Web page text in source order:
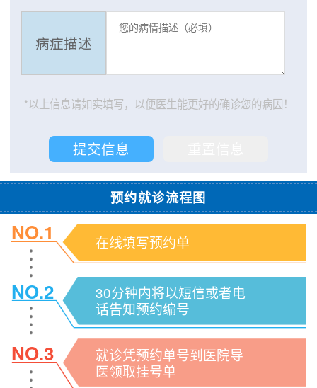
病症描述
*以上信息请如实填写，以便医生能更好的确诊您的病因！
预约就诊流程图
NO.1 在线填写预约单
NO.2
30分钟内将以短信或者电
话告知预约编号
NO.3
就诊凭预约单号到医院导
医领取挂号单